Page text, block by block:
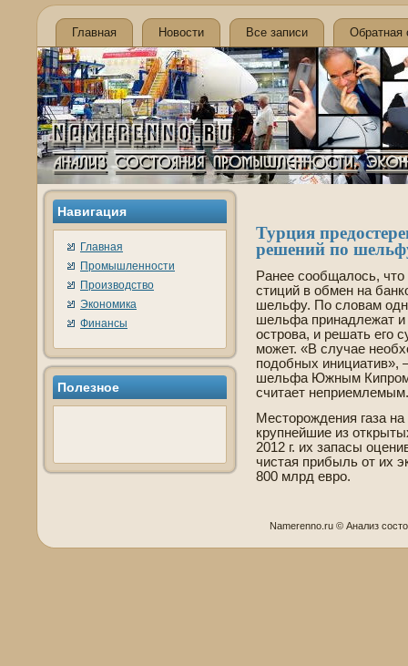
Главная Новости Все записи Обратная
Навигация
Главная
Промышленности
Производство
Экономика
Финансы
Полезнοе
Турция
решений по
Ранее сообщалось,
стиций в обмен на
шельфу. По словам
шельфа принадлежат и
острова, и решать его
может. «В случае
подобных инициатив»,
шельфа Южным Кипром
считает неприемлемым.
Месторожде­ния газа
крупнейшие из
2012 г. их запасы
чистая прибыль от их
800 млрд евро.
Namerenno.ru © Анализ